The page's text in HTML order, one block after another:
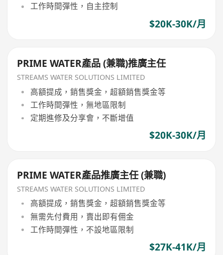
工作時間彈性，自主控制
$20K-30K/月
PRIME WATER產品 (兼職)推廣主任
STREAMS WATER SOLUTIONS LIMITED
高額提成，銷售獎金，超額銷售獎金等
工作時間彈性，無地區限制
定期進修及分享會，不斷增值
$20K-30K/月
PRIME WATER產品推廣主任 (兼職)
STREAMS WATER SOLUTIONS LIMITED
高額提成，銷售獎金，超額銷售獎金等
無需先付費用，賣出即有佣金
工作時間彈性，不設地區限制
$27K-41K/月